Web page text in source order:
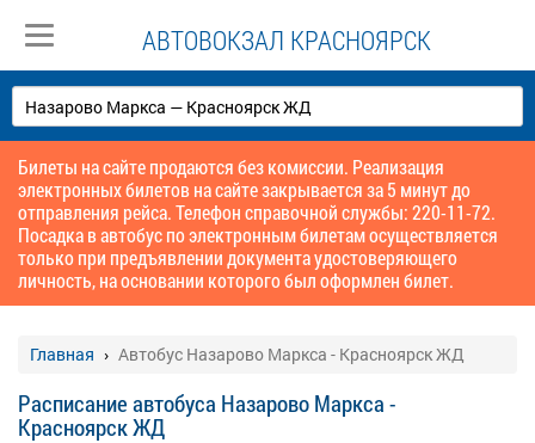
АВТОВОКЗАЛ КРАСНОЯРСК
Билеты на сайте продаются без комиссии. Реализация
электронных билетов на сайте закрывается за 5 минут до
отправления рейса. Телефон справочной службы: 220-11-72.
Посадка в автобус по электронным билетам осуществляется
только при предъявлении документа удостоверяющего
личность, на основании которого был оформлен билет.
Главная Автобус Назарово Маркса - Красноярск ЖД
Расписание автобуса Назарово Маркса -
Красноярск ЖД